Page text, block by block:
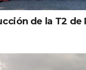
de la T2 de